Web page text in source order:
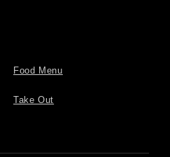
Food Menu
Take Out